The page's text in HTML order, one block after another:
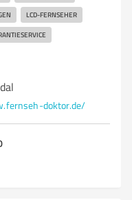
LCD-FERNSEHER
doktor.de/